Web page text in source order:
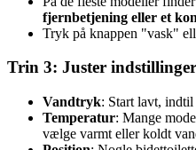
fjernbetjening eller et
Tryk på knappen "vask"
Trin 3: Juster
Vandtryk: Start lavt,
Temperatur: Mange
vælge varmt eller koldt